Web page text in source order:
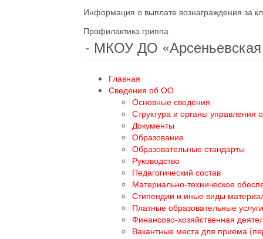
Информация о выплате вознаграждения за
Профилактика гриппа
- МКОУ ДО
Главная
Сведения об ОО
Основные сведения
Структура и органы управления
Документы
Образование
Образовательные стандарты
Руководство
Педагогический состав
Материально-техническое
Стипендии и иные виды
Платные образовательные услуги
Финансово-хозяйственная
Вакантные места для приема